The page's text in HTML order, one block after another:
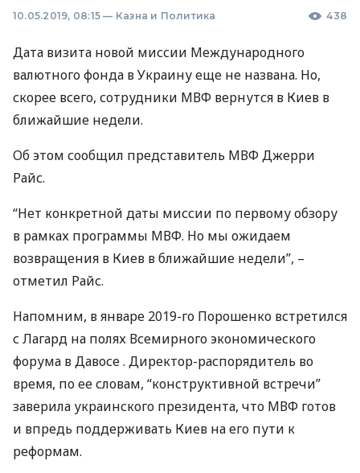
10.05.2019, 08:15 — Казна и Политика 438
Дата визита новой миссии Международного
валютного фонда в Украину еще не названа. Но,
скорее всего, сотрудники МВФ вернутся в Киев в
ближайшие недели.
Об этом сообщил представитель МВФДжерри
Райс.
“Нет конкретной даты миссии по первому обзору
в рамках программы МВФ. Но мы ожидаем
возвращения в Киев в ближайшие недели”, –
отметил Райс.
Напомним, в январе 2019-го Порошенко встретился
с Лагард на полях Всемирного экономического
форума в Давосе . Директор-распорядитель во
время, по ее словам, “конструктивной встречи”
заверила украинского президента, что МВФ готов
и впредь поддерживать Киев на его пути к
реформам.